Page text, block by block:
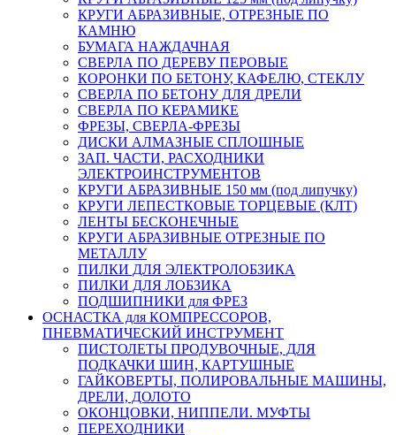
КРУГИ АБРАЗИВНЫЕ, ОТРЕЗНЫЕ ПО
КАМНЮ
БУМАГА НАЖДАЧНАЯ
СВЕРЛА ПО ДЕРЕВУ ПЕРОВЫЕ
КОРОНКИ ПО БЕТОНУ, КАФЕЛЮ, СТЕКЛУ
СВЕРЛА ПО БЕТОНУ ДЛЯ ДРЕЛИ
СВЕРЛА ПО КЕРАМИКЕ
ФРЕЗЫ, СВЕРЛА-ФРЕЗЫ
ДИСКИ АЛМАЗНЫЕ СПЛОШНЫЕ
ЗАП. ЧАСТИ, РАСХОДНИКИ
ЭЛЕКТРОИНСТРУМЕНТОВ
КРУГИ АБРАЗИВНЫЕ 150 мм (под липучку)
КРУГИ ЛЕПЕСТКОВЫЕ ТОРЦЕВЫЕ (КЛТ)
ЛЕНТЫ БЕСКОНЕЧНЫЕ
КРУГИ АБРАЗИВНЫЕ ОТРЕЗНЫЕ ПО
МЕТАЛЛУ
ПИЛКИ ДЛЯ ЭЛЕКТРОЛОБЗИКА
ПИЛКИ ДЛЯ ЛОБЗИКА
ПОДШИПНИКИ для ФРЕЗ
ОСНАСТКА для КОМПРЕССОРОВ,
ПНЕВМАТИЧЕСКИЙ ИНСТРУМЕНТ
ПИСТОЛЕТЫ ПРОДУВОЧНЫЕ, ДЛЯ
ПОДКАЧКИ ШИН, КАРТУШНЫЕ
ГАЙКОВЕРТЫ, ПОЛИРОВАЛЬНЫЕ МАШИНЫ,
ДРЕЛИ, ДОЛОТО
ОКОНЦОВКИ, НИППЕЛИ. МУФТЫ
ПЕРЕХОДНИКИ